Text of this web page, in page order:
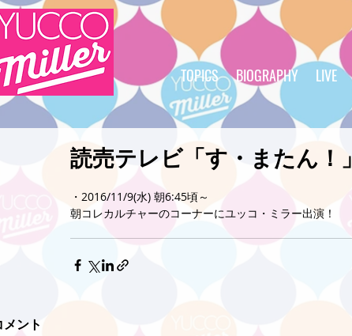
TOPICS BIOGRAPHY LIVE
読売テレビ「す・またん！」
・2016/11/9(水) 朝6:45頃～
朝コレカルチャーのコーナーにユッコ・ミラー出演！
メント